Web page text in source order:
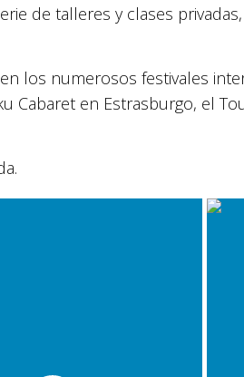
de talleres y clases
los numerosos festivales
Cabaret en Estrasburgo, el